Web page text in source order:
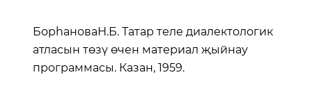
БорһановаН.Б. Татар теле диалектологик
атласын төзү өчен материал җыйнау
программасы. Казан, 1959.